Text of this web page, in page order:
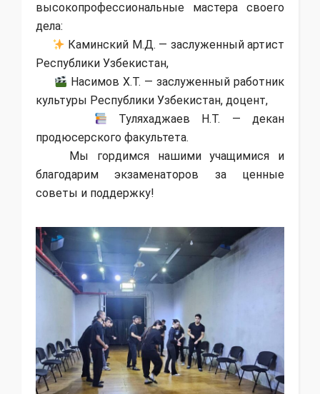
высокопрофессиональные мастера своего
дела:
Каминский М.Д. — заслуженный артист
Республики Узбекистан,
Насимов Х.Т. — заслуженный работник
культуры Республики Узбекистан, доцент,
Туляхаджаев Н.Т. — декан
продюсерского факультета.
Мы гордимся нашими учащимися и
благодарим экзаменаторов за ценные
советы и поддержку!